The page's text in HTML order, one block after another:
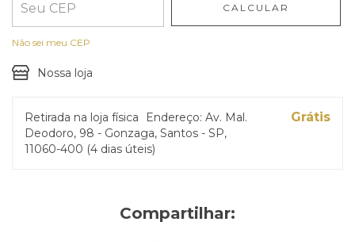
CALCULAR
Não sei meu CEP
Nossa loja
Retirada na loja física
Endereço: Av. Mal.
Deodoro, 98 - Gonzaga, Santos - SP,
11060-400 (4 dias úteis)
Grátis
Compartilhar: